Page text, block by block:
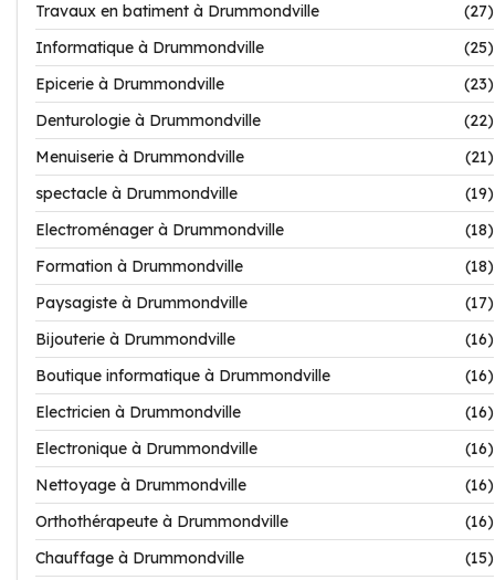
Travaux en batiment à Drummondville
(27)
Informatique à Drummondville
(25)
Epicerie à Drummondville
(23)
Denturologie à Drummondville
(22)
Menuiserie à Drummondville
(21)
spectacle à Drummondville
(19)
Electroménager à Drummondville
(18)
Formation à Drummondville
(18)
Paysagiste à Drummondville
(17)
Bijouterie à Drummondville
(16)
Boutique informatique à Drummondville
(16)
Electricien à Drummondville
(16)
Electronique à Drummondville
(16)
Nettoyage à Drummondville
(16)
Orthothérapeute à Drummondville
(16)
Chauffage à Drummondville
(15)